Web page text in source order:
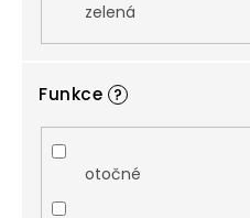
zelená
Funkce ?
otočné